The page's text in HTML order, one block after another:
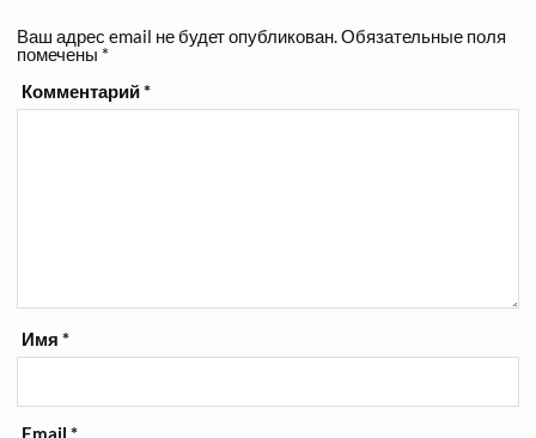
Ваш адрес email не будет опубликован.Обязательные поля
помечены *
Комментарий*
Имя*
Email*